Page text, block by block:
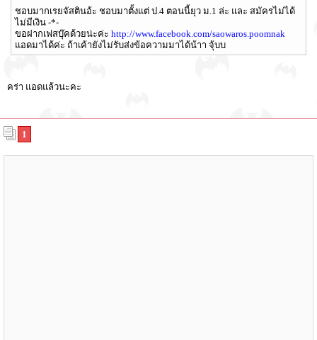
ชอบมากเรยจัสตินอ้ะ ชอบมาตั้งแต่ ป.4 ตอนนี้ยุว ม.1 ล่ะ และ สมัครไม่ได้
ไม่มีเงิน -*-
ขอฝากเฟสบุ๊คด้วยน่ะค่ะ http://www.facebook.com/saowaros.poomnak
แอดมาได้ค่ะ ถ้าเค้ายังไม่รับส่งข้อความมาได้น้าา จุ้บบ
คร่า แอดแล้วนะคะ
1